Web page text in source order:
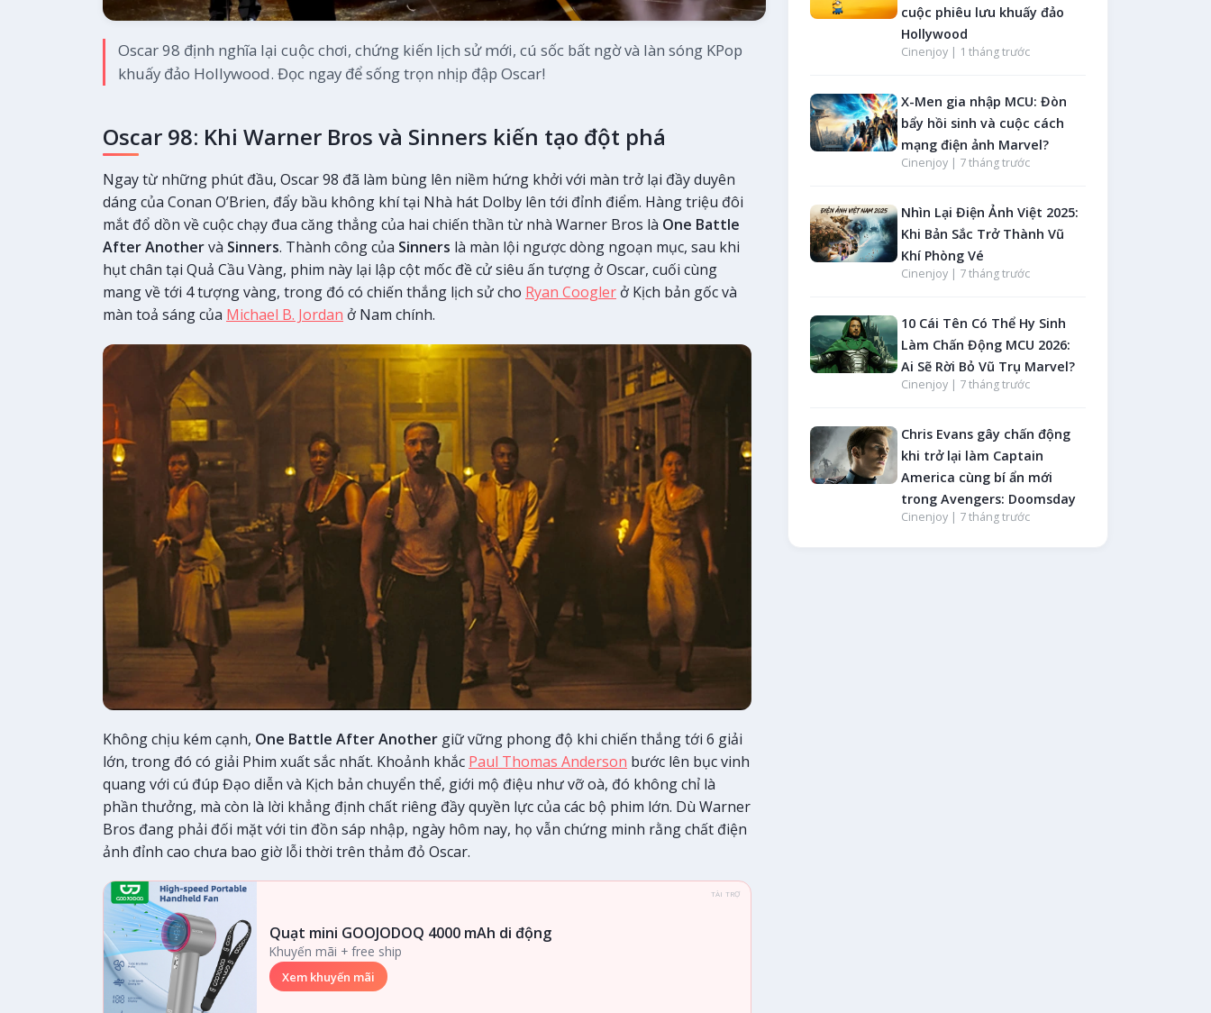
Oscar 98 định nghĩa lại cuộc chơi, chứng kiến lịch sử mới, cú sốc bất ngờ và làn sóng KPop
khuấy đảo Hollywood. Đọc ngay để sống trọn nhịp đập Oscar!
Oscar 98: Khi Warner Bros và Sinners kiến tạo đột phá
Ngay từ những phút đầu, Oscar 98 đã làm bùng lên niềm hứng khởi với màn trở lại đầy duyên
dáng của Conan O’Brien, đẩy bầu không khí tại Nhà hát Dolby lên tới đỉnh điểm. Hàng triệu đôi
mắt đổ dồn về cuộc chạy đua căng thẳng của hai chiến thần từ nhà Warner Bros là One Battle
After Anothervà Sinners. Thành công của Sinners là màn lội ngược dòng ngoạn mục, sau khi
hụt chân tại Quả Cầu Vàng, phim này lại lập cột mốc đề cử siêu ấn tượng ở Oscar, cuối cùng
mang về tới 4 tượng vàng, trong đó có chiến thắng lịch sử cho Ryan Coogler ở Kịch bản gốc và
màn toả sáng của Michael B. Jordan ở Nam chính.
Không chịu kém cạnh, One Battle After Another giữ vững phong độ khi chiến thắng tới 6 giải
lớn, trong đó có giải Phim xuất sắc nhất. Khoảnh khắc Paul Thomas Anderson bước lên bục vinh
quang với cú đúp Đạo diễn và Kịch bản chuyển thể, giới mộ điệu như vỡ oà, đó không chỉ là
phần thưởng, mà còn là lời khẳng định chất riêng đầy quyền lực của các bộ phim lớn. Dù Warner
Bros đang phải đối mặt với tin đồn sáp nhập, ngày hôm nay, họ vẫn chứng minh rằng chất điện
ảnh đỉnh cao chưa bao giờ lỗi thời trên thảm đỏ Oscar.
TÀI TRỢ
Quạt mini GOOJODOQ 4000 mAh di động
Khuyến mãi + free ship
Xem khuyến mãi
cuộc phiêu lưu khuấy đảo
Hollywood
Cinenjoy | 1 tháng trước
X-Men gia nhập MCU: Đòn
bẩy hồi sinh và cuộc cách
mạng điện ảnh Marvel?
Cinenjoy | 7 tháng trước
Nhìn Lại Điện Ảnh Việt 2025:
Khi Bản Sắc Trở Thành Vũ
Khí Phòng Vé
Cinenjoy | 7 tháng trước
10 Cái Tên Có Thể Hy Sinh
Làm Chấn Động MCU 2026:
Ai Sẽ Rời Bỏ Vũ Trụ Marvel?
Cinenjoy | 7 tháng trước
Chris Evans gây chấn động
khi trở lại làm Captain
America cùng bí ẩn mới
trong Avengers: Doomsday
Cinenjoy | 7 tháng trước